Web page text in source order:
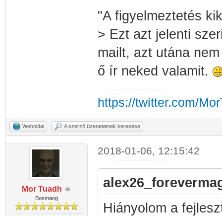
"A figyelmeztetés
> Ezt azt jelenti
mailt, azt utána
ő ír neked valamit.
https://twitter.com/
Weboldal A szerző üzeneteinek keresése
Mor Tuadh
Bosmang
2018-01-06, 12:15:42
Hiányolom a